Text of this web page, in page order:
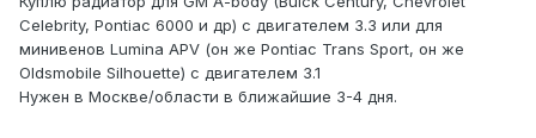
Celebrity, Pontiac 6000 и др) с двигателем 3.3 или для
минивенов Lumina APV (он же Pontiac Trans Sport, он же
Oldsmobile Silhouette) c двигателем 3.1
Нужен в Москве/области в ближайшие 3-4 дня.